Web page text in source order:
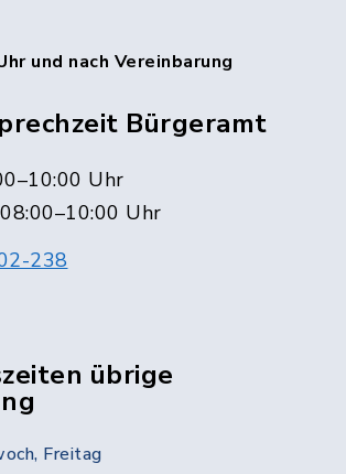
und nach Vereinbarung
Bürgeramt
Uhr
Uhr
238
übrige
Freitag